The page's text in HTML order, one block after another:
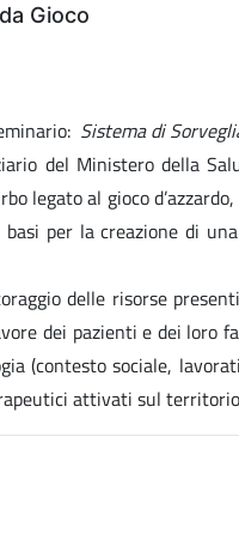
Gioco
Sistema di
del Ministero della
al gioco
per la creazione di
delle risorse
dei pazienti e dei loro
(contesto sociale,
attivati sul